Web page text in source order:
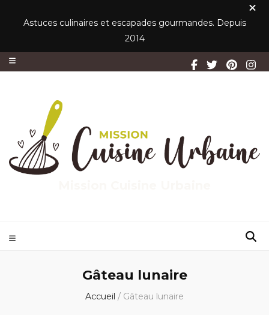
Astuces culinaires et escapades gourmandes. Depuis
2014
Gâteau lunaire
Accueil / Gâteau lunaire